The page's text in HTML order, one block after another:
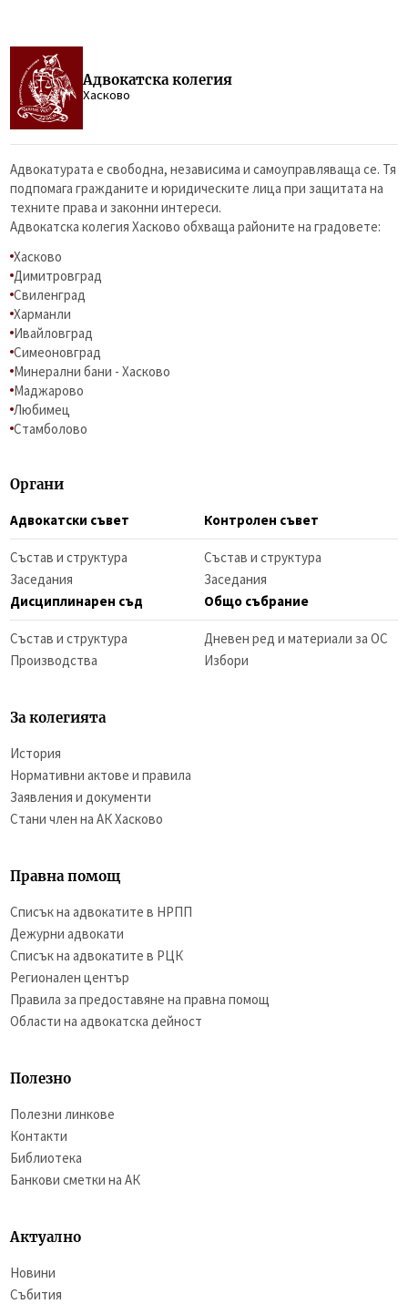
Адвокатска колегия
Хасково
Адвокатурата е свободна, независима и самоуправляваща се. Тя
подпомага гражданите и юридическите лица при защитата на
техните права и законни интереси.
Адвокатска колегия Хасково обхваща районите на градовете:
Хасково
Димитровград
Свиленград
Харманли
Ивайловград
Симеоновград
Минерални бани - Хасково
Маджарово
Любимец
Стамболово
Органи
Адвокатски съвет
Състав и структура
Заседания
Контролен съвет
Състав и структура
Заседания
Дисциплинарен съд
Състав и структура
Производства
Общо събрание
Дневен ред и материали за ОС
Избори
За колегията
История
Нормативни актове и правила
Заявления и документи
Стани член на АК Хасково
Правна помощ
Списък на адвокатите в НРПП
Дежурни адвокати
Списък на адвокатите в РЦК
Регионален център
Правила за предоставяне на правна помощ
Области на адвокатска дейност
Полезно
Полезни линкове
Контакти
Библиотека
Банкови сметки на АК
Актуално
Новини
Събития